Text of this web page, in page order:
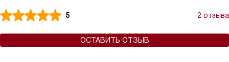
5 2 отзыва
ОСТАВИТЬ ОТЗЫВ